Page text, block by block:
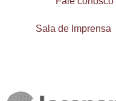
Sala de Imprensa